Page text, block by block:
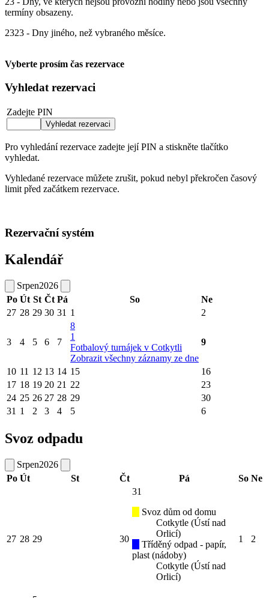
termíny obsazeny.
2323 - Dny jiného, než vybraného měsíce.
Vyberte prosím čas rezervace
Vyhledat rezervaci
Zadejte PIN
Pro vyhledání rezervace zadejte její PIN a stiskněte tlačítko
vyhledat.
Vyhledané rezervace můžete zrušit, pokud nebyl překročen časový
limit před začátkem rezervace.
Rezervační systém
Kalendář
Srpen2026
Po Út St Čt Pá So
Ne
27 28 29 30 31 1 2
3 4 5 6 7
8
1
Fotbalový turnájek v Cotkytli
Zobrazit všechny záznamy ze dne
9
10 11 12 13 14 15
16
17 18 19 20 21 22
23
24 25 26 27 28 29
30
31 1 2 3 4 5 6
Svoz odpadu
Srpen2026
Po Út St Čt Pá So Ne
27 28 29 30
31
Svoz dům od domu
Cotkytle (Ústí nad
Orlicí)
Tříděný odpad - papír,
plast (nádoby)
Cotkytle (Ústí nad
Orlicí)
1 2